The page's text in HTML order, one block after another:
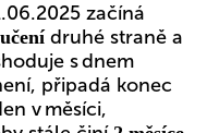
začíná
druhé straně a
s dnem
připadá konec
v měsíci,